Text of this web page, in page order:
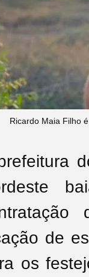
Ricardo Maia Filho
de
os